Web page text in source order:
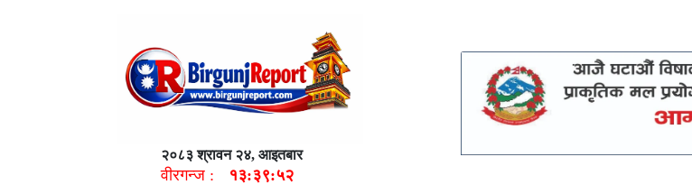
२०८३ श्रावन २४, आइतबार
वीरगन्ज : १३:३९:५३